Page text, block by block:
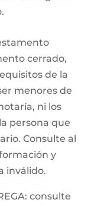
cerrado,
de la
menores de
ni los
persona que
Consulte al
y
inválido.
consulte